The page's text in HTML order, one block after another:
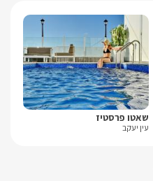
שאטו פרסטיז
עין יעקב